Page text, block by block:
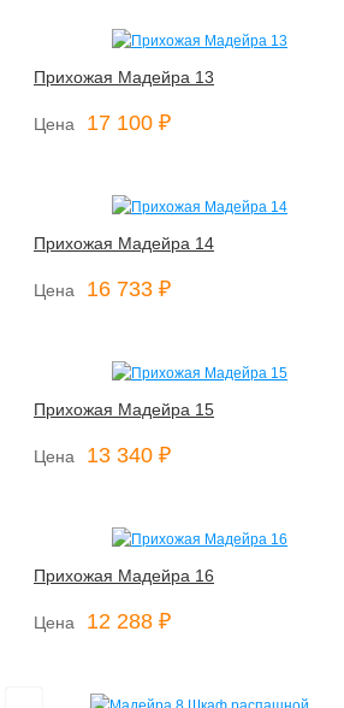
Прихожая Мадейра 13
Цена 17 100 ₽
Прихожая Мадейра 14
Цена 16 733 ₽
Прихожая Мадейра 15
Цена 13 340 ₽
Прихожая Мадейра 16
Цена 12 288 ₽